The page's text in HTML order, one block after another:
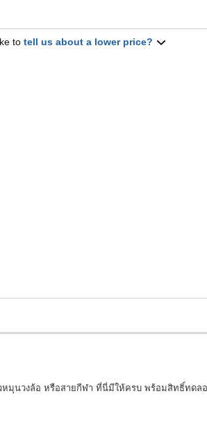
totell us about a lower price?
นวงล้อ หรือสายกีฬา ที่นี่มีให้ครบ พร้อมสิทธิ์ทดล